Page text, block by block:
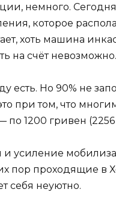
немного. Сегодня
которое
хоть машина
на счёт невозможно.
есть. Но 90% не
при том, что
по 1200 гривен
и усиление
пор проходящие в
себя неуютно.